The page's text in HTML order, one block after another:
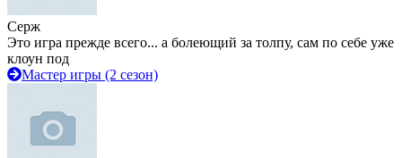
Серж
Это игра прежде всего... а болеющий за толпу, сам по себе уже
клоун под
Мастер игры (2 сезон)